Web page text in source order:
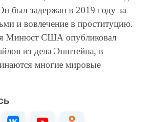
был задержан в 2019 году за
и вовлечение в проституцию.
Минюст США опубликовал
из дела Эпштейна, в
многие мировые